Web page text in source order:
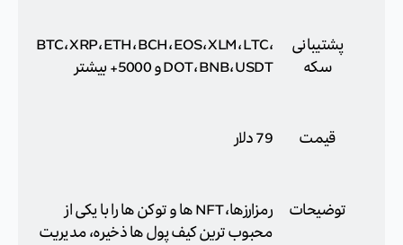
پشتیبانی
سکه
BTC، XRP، ETH، BCH، EOS، XLM، LTC،
DOT، BNB، USDT و 5000+ بیشتر
قیمت 79 دلار
توضیحات
رمزارزها، NFT ها و توکن ها را با یکی از
محبوب ترین کیف پول ها ذخیره، مدیریت